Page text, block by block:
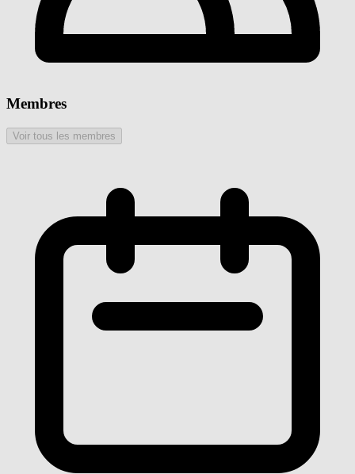
Membres
Voir tous les membres